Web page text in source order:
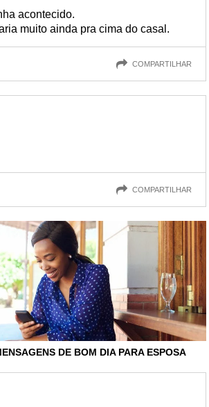
acontecido.
muito ainda pra cima do casal.
COMPARTILHAR
COMPARTILHAR
DE BOM DIA PARA ESPOSA